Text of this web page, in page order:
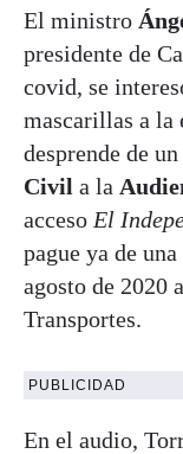
El ministro
presidente de
covid, se
mascarillas a la
desprende de
Civil a la
acceso El
pague ya de
agosto de 2020
Transportes.
PUBLICIDAD
En el audio,